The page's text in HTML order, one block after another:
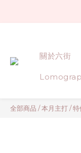
關於六街
全部商品 /本月主打/特